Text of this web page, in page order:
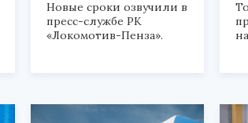
Новые сроки озвучили в
пресс-службе РК
«Локомотив-Пенза».